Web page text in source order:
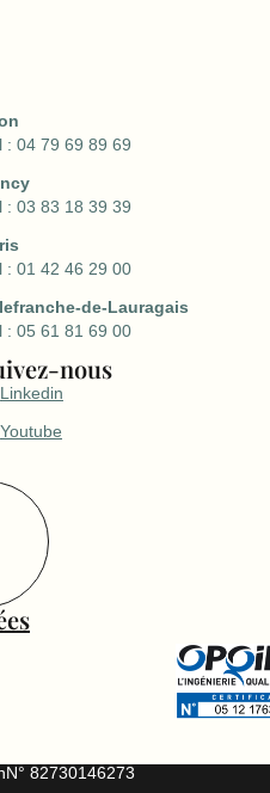
: 04 79 69 89 69
: 03 83 18 39 39
: 01 42 46 29 00
de-Lauragais
: 05 61 81 69 00
nous
Linkedin
Youtube
N° 82730146273